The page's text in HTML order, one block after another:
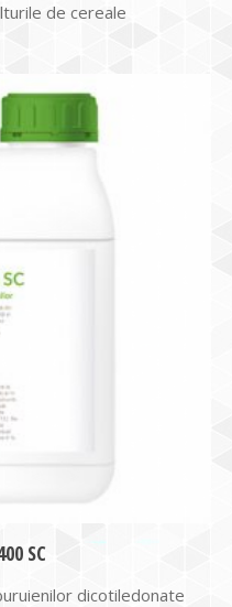
de cereale
SC
dicotiledonate